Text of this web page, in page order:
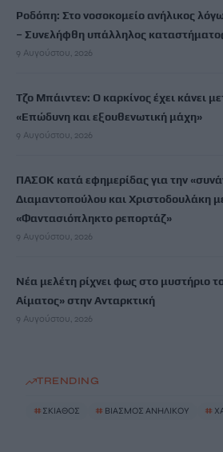
Ροδόπη: Στο νοσοκομείο ανήλικος
– Συνελήφθη υπάλληλος
9 Αυγούστου, 2026
Τζο Μπάιντεν: Ο καρκίνος έχει κάνει
«Επώδυνη και εξουθενωτική μάχη»
9 Αυγούστου, 2026
ΠΑΣΟΚ κατά εφημερίδας για την
Διαμαντοπούλου και Χριστοδουλάκη
«Φαντασιόπληκτο ρεπορτάζ»
9 Αυγούστου, 2026
Νέα μελέτη ρίχνει φως στο μυστήριο
Αίματος» στην Ανταρκτική
9 Αυγούστου, 2026
TRENDING
# ΣΚΙΑΘΟΣ # ΒΙΑΣΜΟΣ ΑΝΗΛΙΚΟΥ #